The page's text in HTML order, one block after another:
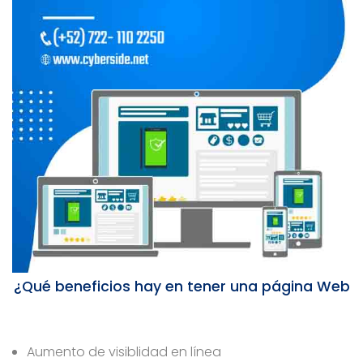
¿Qué beneficios hay en tener una página Web
Aumento de visiblidad en línea